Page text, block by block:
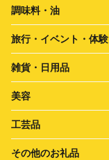
調味料・油
旅行・イベント・体験
雑貨・日用品
美容
工芸品
その他のお礼品